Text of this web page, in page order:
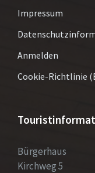
Impressum
Anmelden
Cookie-Richtlinie
Bürgerhaus
Kirchweg 5